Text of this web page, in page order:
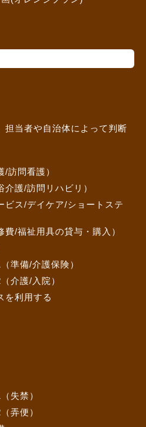
担当者や自治体によって判断
訪問看護）
護/訪問リハビリ）
ビス/デイケア/ショートステ
/福祉用具の貸与・購入）
準備/介護保険）
介護/入院）
を利用する
失禁）
弄便）